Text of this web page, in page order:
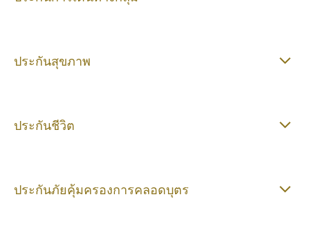
ประกันสุขภาพ
ประกันชีวิต
ประกันภัยคุ้มครองการคลอดบุตร